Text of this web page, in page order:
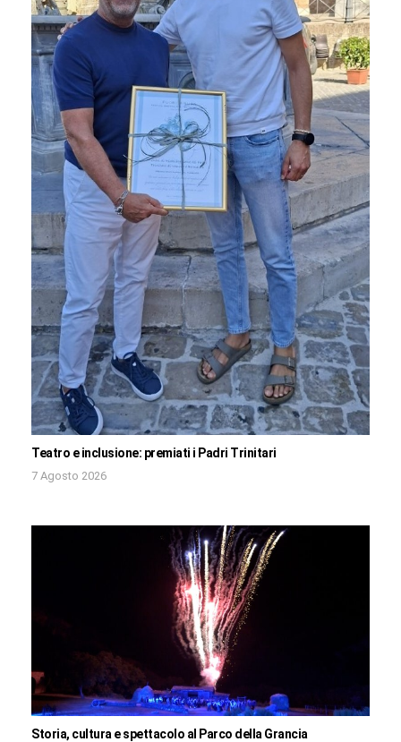
Teatro e inclusione: premiati i Padri Trinitari
7 Agosto 2026
Storia, cultura e spettacolo al Parco della Grancia